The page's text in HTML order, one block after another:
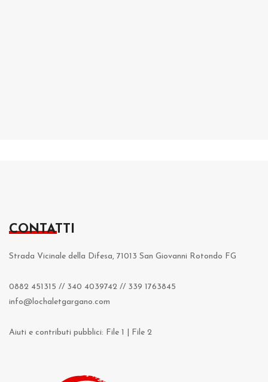
CONTATTI
Strada Vicinale della Difesa, 71013 San Giovanni Rotondo FG
0882 451315 // 340 4039742 // 339 1763845
info@lochaletgargano.com
Aiuti e contributi pubblici: File 1 File 2